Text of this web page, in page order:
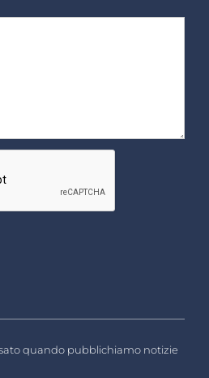
quando pubblichiamo notizie